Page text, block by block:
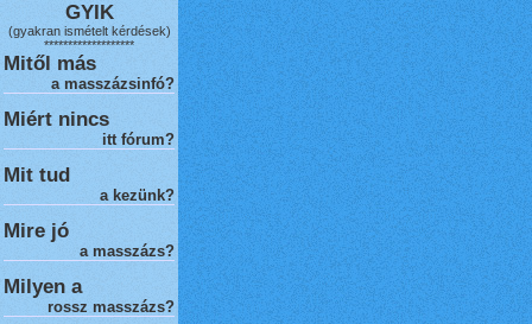
GYIK
(gyakran ismételt kérdések)
*******************
Mitől más
a masszázsinfó?
Miért nincs
itt fórum?
Mit tud
a kezünk?
Mire jó
a masszázs?
Milyen a
rossz masszázs?